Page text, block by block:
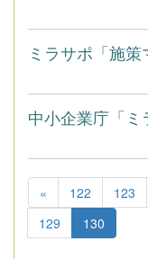
ミラサポ「施策
中小企業庁「
« 122 123
129
130